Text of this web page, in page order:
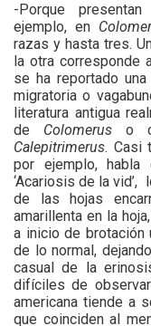
-Porque
ejemplo, en
razas y hasta tres.
la otra corresponde
se ha reportado
migratoria o
literatura antigua
de Colomerus o
Calepitrimerus. Casi
por ejemplo, habla
‘Acariosis de la vid’,
de las hojas
amarillenta en la
a inicio de brotación
de lo normal,
casual de la
difíciles de
americana tiende a
que coinciden al